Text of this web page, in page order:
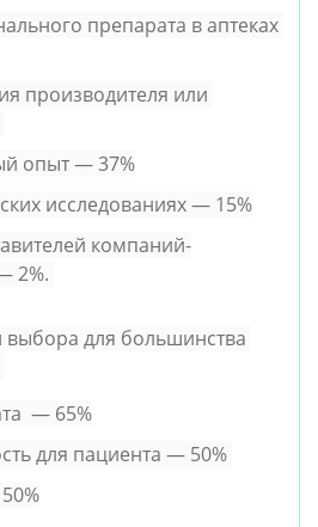
препарата в аптеках
производителя или
опыт — 37%
исследованиях — 15%
компаний-
2%.
для большинства
— 65%
для пациента — 50%